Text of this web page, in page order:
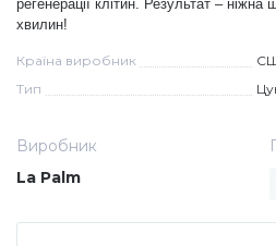
Втирки
регенерації клітин. Результат –
хвилин!
Країна виробник
Тип
Виробник
La Palm